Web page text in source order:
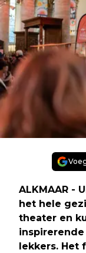
ALKMAAR -
het hele
theater en
lekkers. Het